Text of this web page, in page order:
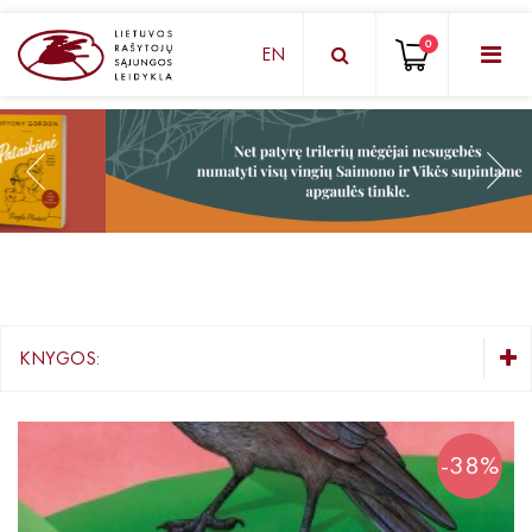
KNYGŲ DĖŽUTĖ - STAIGMENA
Grožinė literatūra
Knygos su autografais
KNYGOS PIGIAU
EN 0
KNYGOS:
Grožinė literatūra
Knygos vaikams ir paaugliams
Negrožinė literatūra
-38%